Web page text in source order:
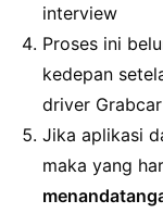
interview
Proses ini
kedepan
driver
Jika aplikasi
maka yang